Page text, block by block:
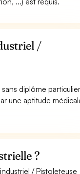
/
diplôme
une aptitude
?
/ Pistoleteuse